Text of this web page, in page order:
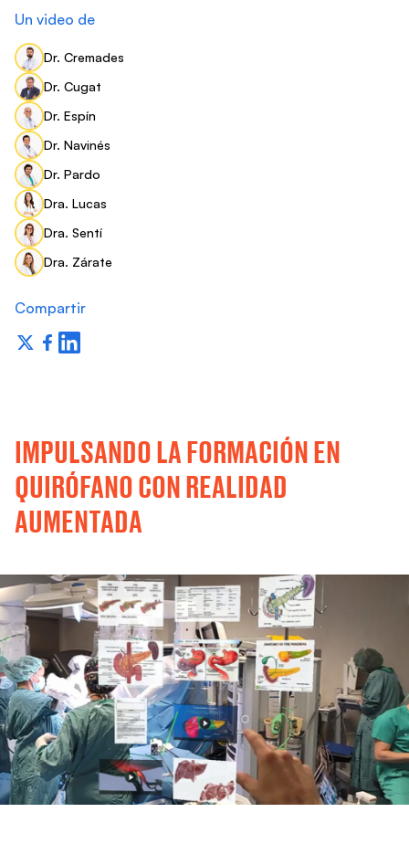
Un video de
Dr. Cremades
Dr. Cugat
Dr. Espín
Dr. Navinés
Dr. Pardo
Dra. Lucas
Dra. Sentí
Dra. Zárate
Compartir
IMPULSANDO LA FORMACIÓN EN
QUIRÓFANO CON REALIDAD
AUMENTADA